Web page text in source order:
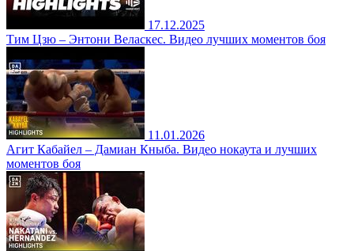
17.12.2025
Тим Цзю – Энтони Веласкес. Видео лучших моментов боя
11.01.2026
Агит Кабайел – Дамиан Кныба. Видео нокаута и лучших
моментов боя